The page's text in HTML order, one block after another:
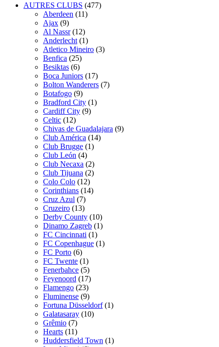
AUTRES CLUBS (477)
Aberdeen (11)
Ajax (9)
Al Nassr (12)
Anderlecht (1)
Atletico Mineiro (3)
Benfica (25)
Besiktas (6)
Boca Juniors (17)
Bolton Wanderers (7)
Botafogo (9)
Bradford City (1)
Cardiff City (9)
Celtic (12)
Chivas de Guadalajara (9)
Club América (14)
Club Brugge (1)
Club León (4)
Club Necaxa (2)
Club Tijuana (2)
Colo Colo (12)
Corinthians (14)
Cruz Azul (7)
Cruzeiro (13)
Derby County (10)
Dinamo Zagreb (1)
FC Cincinnati (1)
FC Copenhague (1)
FC Porto (6)
FC Twente (1)
Fenerbahce (5)
Feyenoord (17)
Flamengo (23)
Fluminense (9)
Fortuna Düsseldorf (1)
Galatasaray (10)
Grêmio (7)
Hearts (11)
Huddersfield Town (1)